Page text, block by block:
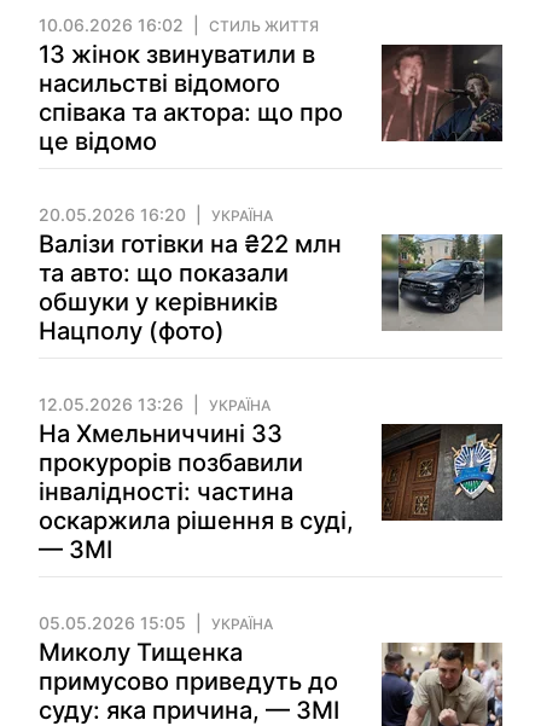
10.06.2026 16:02 СТИЛЬ ЖИТТЯ
13 жінок звинуватили в
насильстві відомого
співака та актора: що про
це відомо
20.05.2026 16:20 УКРАЇНА
Валізи готівки на ₴22 млн
та авто: що показали
обшуки у керівників
Нацполу (фото)
12.05.2026 13:26 УКРАЇНА
На Хмельниччині 33
прокурорів позбавили
інвалідності: частина
оскаржила рішення в суді,
— ЗМІ
05.05.2026 15:05 УКРАЇНА
Миколу Тищенка
примусово приведуть до
суду: яка причина, — ЗМІ